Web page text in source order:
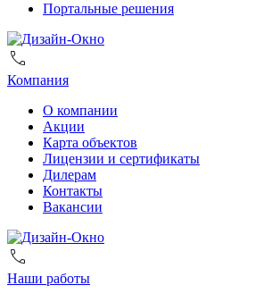
Портальные решения
Компания
О компании
Акции
Карта объектов
Лицензии и сертификаты
Дилерам
Контакты
Вакансии
Наши работы